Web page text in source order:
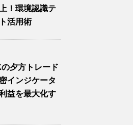
！環境認識テ
活用術
夕方トレード
インジケータ
益を最大化す